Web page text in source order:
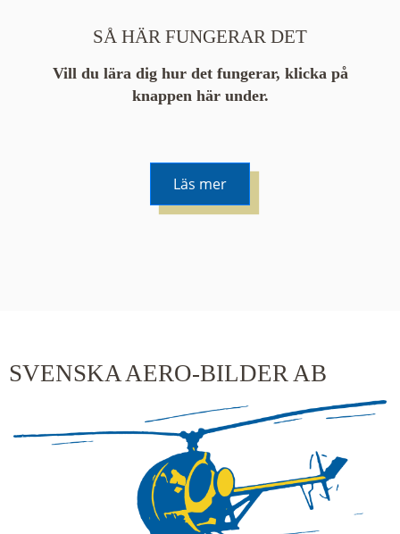
SÅ HÄR FUNGERAR DET
Vill du lära dig hur det fungerar, klicka på
knappen här under.
Läs mer
SVENSKA AERO-BILDER AB